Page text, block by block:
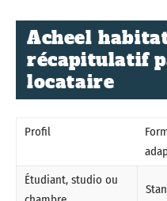
Acheel
récapitulatif
locataire
Profil
Étudiant, studio ou